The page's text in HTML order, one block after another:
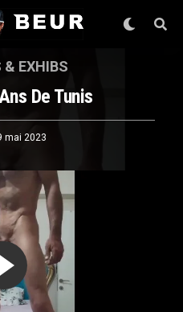
& EXHIBS
De Tunis
mai 2023